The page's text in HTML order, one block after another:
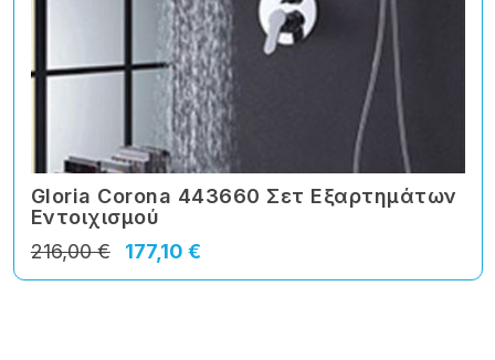
Gloria Corona 443660 Σετ Εξαρτημάτων
Εντοιχισμού
177,10 €
216,00 €